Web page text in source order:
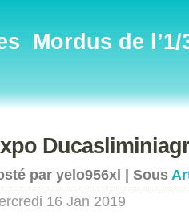
Mordus de l’1/
par yelo956xl | Sous
16 Jan 2019